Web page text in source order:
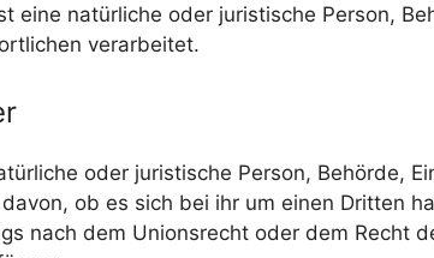
eine natürliche oder juristische Person,
verarbeitet.
oder juristische Person, Behörde,
ob es sich bei ihr um einen Dritten
nach dem Unionsrecht oder dem Recht